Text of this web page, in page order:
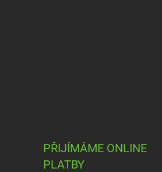
PŘIJÍMÁME ONLINE
PLATBY